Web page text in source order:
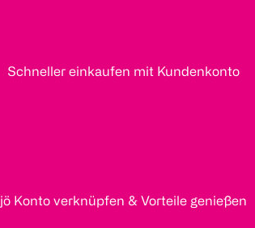
Schneller einkaufen mit Kundenkonto
jö Konto verknüpfen & Vorteile genießen